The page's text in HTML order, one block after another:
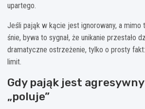
upartego.
Jeśli pająk w kącie jest ignorowany, a mimo
śnie, bywa to sygnał, że unikanie przestało
dramatyczne ostrzeżenie, tylko o prosty
limit.
Gdy pająk jest
„poluje”